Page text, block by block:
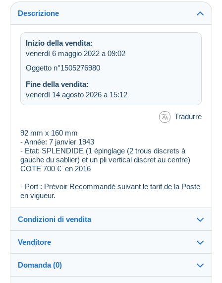
Descrizione
Inizio della vendita:
venerdì 6 maggio 2022 a 09:02
Oggetto n°1505276980
Fine della vendita:
venerdì 14 agosto 2026 a 15:12
Tradurre
92 mm x 160 mm
- Année: 7 janvier 1943
- Etat: SPLENDIDE (1 épinglage (2 trous discrets à
gauche du sablier) et un pli vertical discret au centre)
COTE 700 € en 2016
- Port : Prévoir Recommandé suivant le tarif de la Poste
en vigueur.
Condizioni di vendita
Destinazione:
Vedi l'elenco dei paesi
Invio:
Venditore
tourscollections100%(4605x)
Domanda (0)